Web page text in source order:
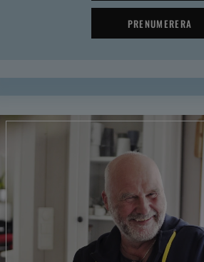
PRENUMERERA